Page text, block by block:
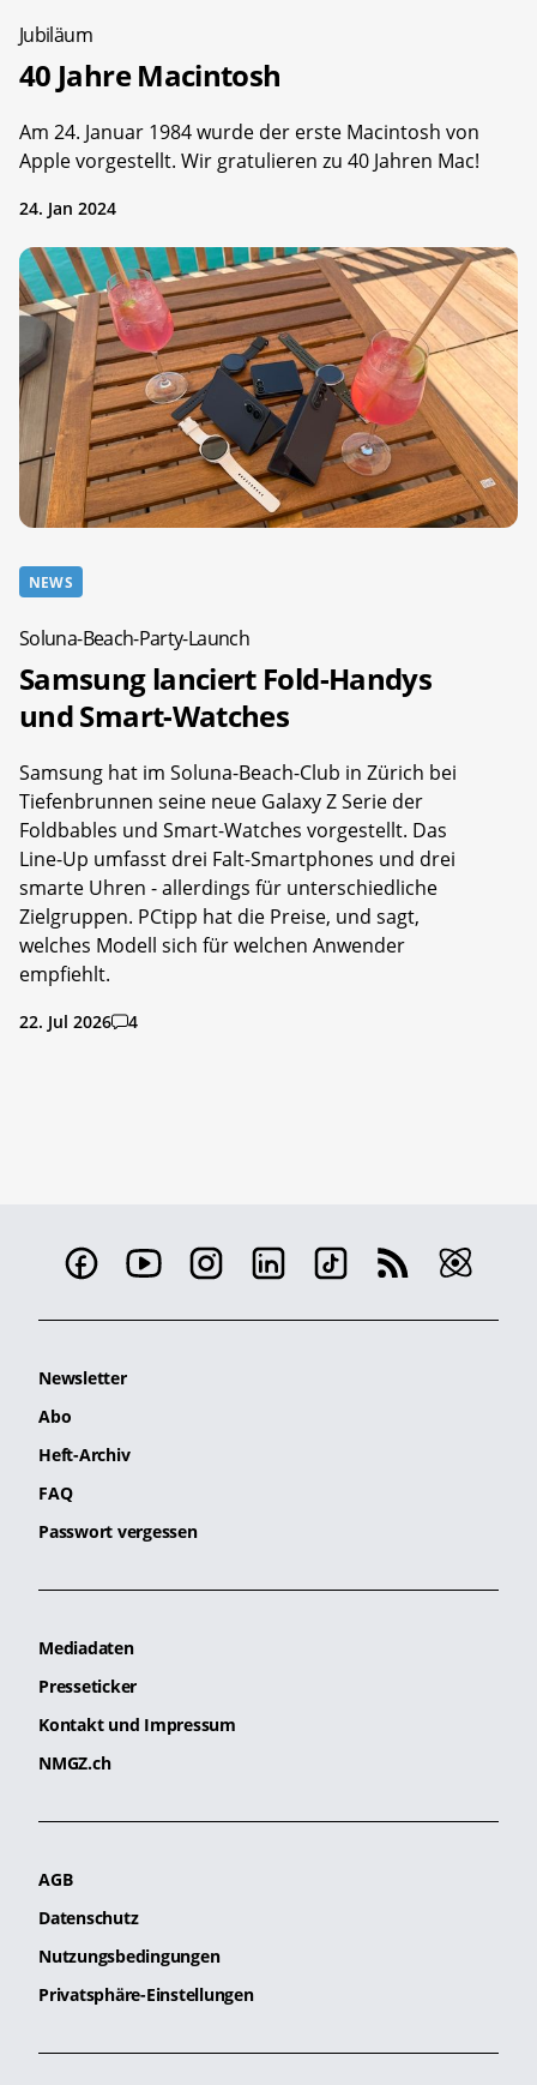
Jubiläum
40 Jahre Macintosh
Am 24. Januar 1984 wurde der erste Macintosh von
Apple vorgestellt. Wir gratulieren zu 40 Jahren Mac!
24. Jan 2024
NEWS
Soluna-Beach-Party-Launch
Samsung lanciert Fold-Handys
und Smart-Watches
Samsung hat im Soluna-Beach-Club in Zürich bei
Tiefenbrunnen seine neue Galaxy Z Serie der
Foldbables und Smart-Watches vorgestellt. Das
Line-Up umfasst drei Falt-Smartphones und drei
smarte Uhren - allerdings für unterschiedliche
Zielgruppen. PCtipp hat die Preise, und sagt,
welches Modell sich für welchen Anwender
empfiehlt.
22. Jul 2026 4
Newsletter
Abo
Heft-Archiv
FAQ
Passwort vergessen
Mediadaten
Presseticker
Kontakt und Impressum
NMGZ.ch
AGB
Datenschutz
Nutzungsbedingungen
Privatsphäre-Einstellungen